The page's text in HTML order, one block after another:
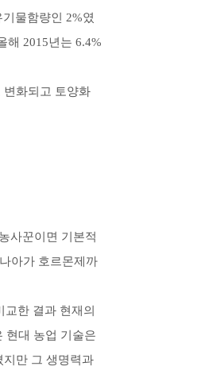
물함량인 2%였
해 2015년는 6.4%
변화되고 토양화
사꾼이면 기본적
아가 호르몬제까
한 결과 현재의
현대 농업 기술은
지만 그 생명력과